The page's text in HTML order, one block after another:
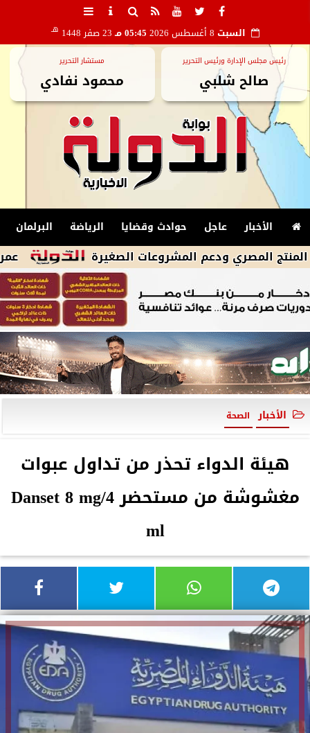
السبت 05:45 مـ 23 صفر 1448 هـ
رئيس مجلس الإدارة ورئيس التحرير
صالح شلبي
مستشار التحرير
محمود نفادي
الأخبار عاجل حوادث وقضايا الرياضة البرلمان
عمرو دياب ودعم المشروعات الصغيرة
الأخبار الصحة
هيئة الدواء تحذر من تداول عبوات
مغشوشة من مستحضر Danset 8 mg/4
ml